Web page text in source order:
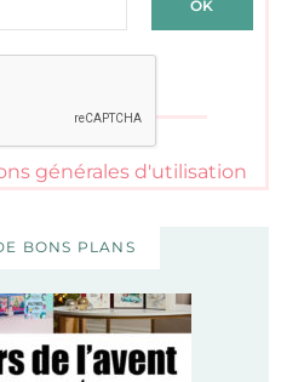
générales d'utilisation
BONS PLANS